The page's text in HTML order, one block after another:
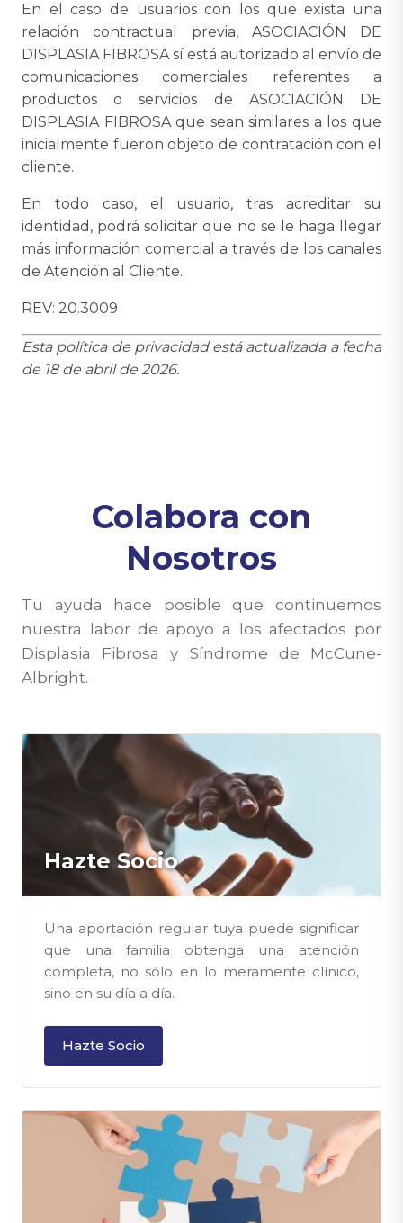
En el caso de usuarios con los que exista una
relación contractual previa, ASOCIACIÓN DE
DISPLASIA FIBROSA sí está autorizado al envío de
comunicaciones comerciales referentes a
productos o servicios de ASOCIACIÓN DE
DISPLASIA FIBROSA que sean similares a los que
inicialmente fueron objeto de contratación con el
cliente.
En todo caso, el usuario, tras acreditar su
identidad, podrá solicitar que no se le haga llegar
más información comercial a través de los canales
de Atención al Cliente.
REV: 20.3009
Esta política de privacidad está actualizada a fecha
de 18 de abril de 2026.
Colabora con
Nosotros
Tu ayuda hace posible que continuemos
nuestra labor de apoyo a los afectados por
Displasia Fibrosa y Síndrome de McCune-
Albright.
Hazte Socio
Una aportación regular tuya puede significar
que una familia obtenga una atención
completa, no sólo en lo meramente clínico,
sino en su día a día.
Hazte Socio